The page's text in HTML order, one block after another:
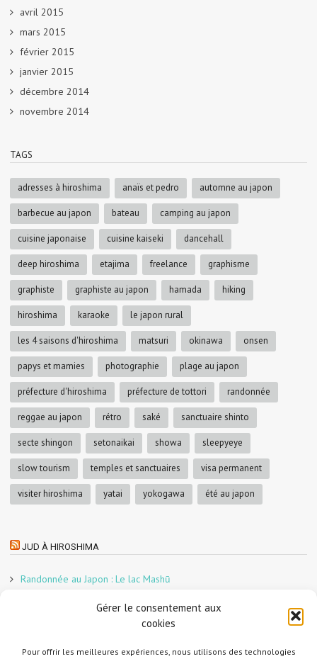
Gérer le consentement aux
cookies
Pour offrir les meilleures expériences, nous utilisons des technologies
avril 2015
mars 2015
février 2015
janvier 2015
décembre 2014
novembre 2014
TAGS
adresses à hiroshima anaïs et pedro automne au japon
barbecue au japon bateau camping au japon
cuisine japonaise cuisine kaiseki dancehall
deep hiroshima etajima freelance graphisme
graphiste graphiste au japon hamada hiking
hiroshima karaoke le japon rural
les 4 saisons d'hiroshima matsuri okinawa onsen
papys et mamies photographie plage au japon
préfecture d'hiroshima préfecture de tottori randonnée
reggae au japon rétro saké sanctuaire shinto
secte shingon setonaikai showa sleepyeye
slow tourism temples et sanctuaires visa permanent
visiter hiroshima yatai yokogawa été au japon
JUD À HIROSHIMA
Randonnée au Japon : Le lac Mashū
En direct sur Adobe France !
Un café et des cabanes dans la forêt